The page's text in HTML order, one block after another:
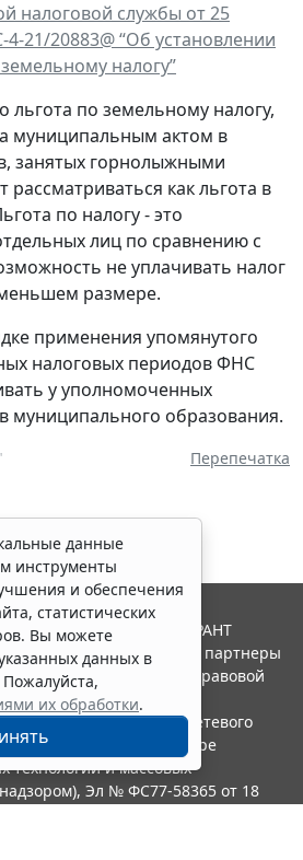
налоговой службы от 25
21/20883@ “Об установлении
налогу”
льгота по земельному налогу,
муниципальным актом в
занятых горнолыжными
как льгота в
по налогу - это
лиц по сравнению с
не уплачивать налог
размере.
применения упомянутого
налоговых периодов ФНС
у уполномоченных
муниципального образования.
Перепечатка
данные
инструменты
и обеспечения
статистических
Вы можете
данных в
Пожалуйста,
их обработки.
2026. Система ГАРАНТ
Компания "Гарант" и ее партнеры
Российской ассоциации правовой
в качестве сетевого
по надзору в сфере
технологий и массовых
Эл № ФС77-58365 от 18